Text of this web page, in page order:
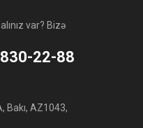
var? Bizə
22-88
Bakı, AZ1043,